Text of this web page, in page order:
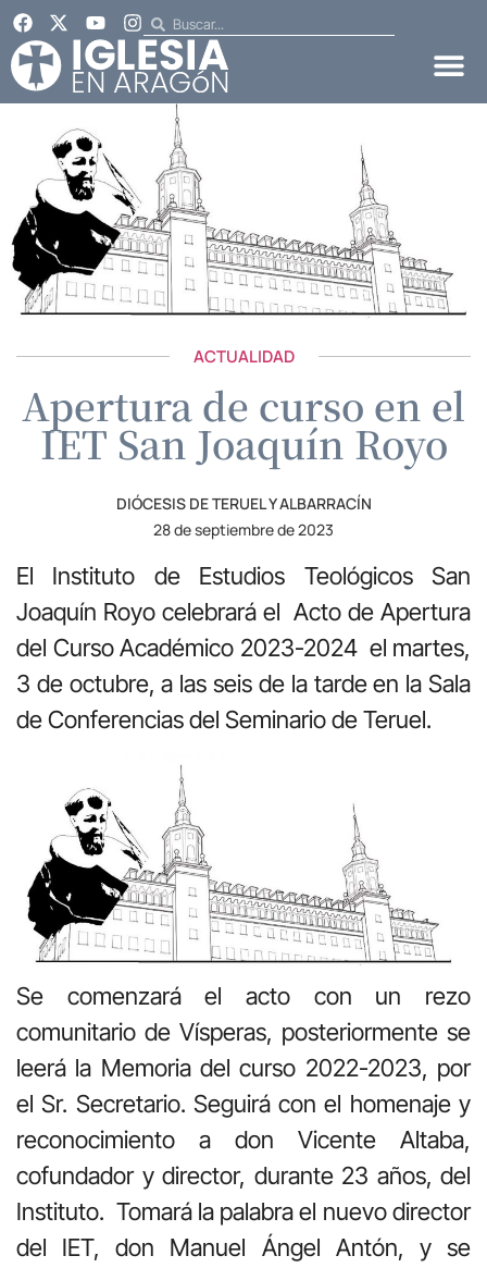
ACTUALIDAD
Apertura de curso en el
IET San Joaquín Royo
DIÓCESIS DE TERUEL Y ALBARRACÍN
28 de septiembre de 2023
El Instituto de Estudios Teológicos San
Joaquín Royo celebrará el Acto de Apertura
del Curso Académico 2023-2024 el martes,
3 de octubre, a las seis de la tarde en la Sala
de Conferencias del Seminario de Teruel.
Se comenzará el acto con un rezo
comunitario de Vísperas, posteriormente se
leerá la Memoria del curso 2022-2023, por
el Sr. Secretario. Seguirá con el homenaje y
reconocimiento a don Vicente Altaba,
cofundador y director, durante 23 años, del
Instituto. Tomará la palabra el nuevo director
del IET, don Manuel Ángel Antón, y se